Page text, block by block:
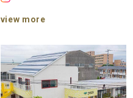
view more